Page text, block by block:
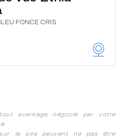
FONCE CRIS
avantage négocié par votre
le site peuvent ne pas être